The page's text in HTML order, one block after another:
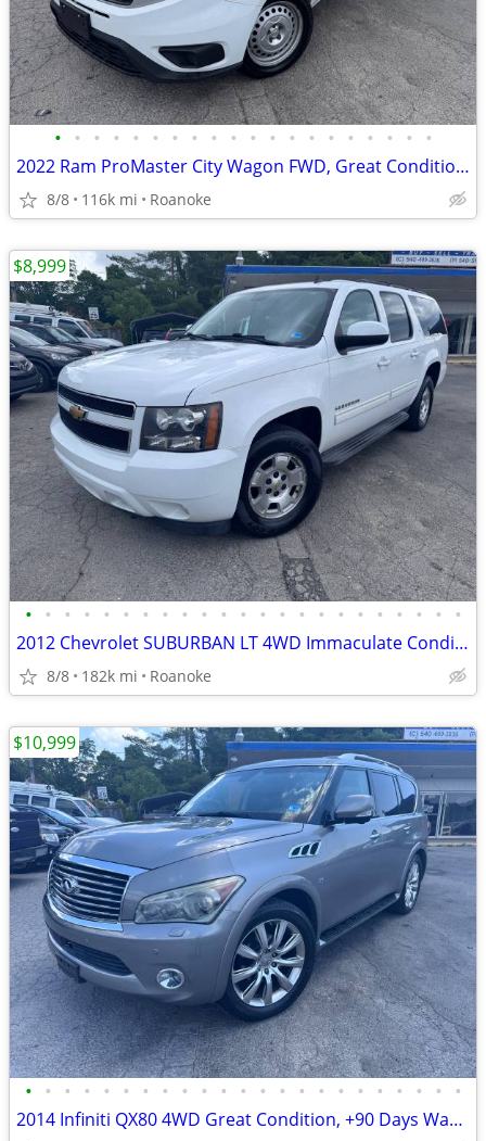
• • • • • • • • • • • • • • • • • • • •
2022 Ram ProMaster City Wagon FWD, Great Condition/+90 Days Warranty
8/8 116k mi Roanoke
• • • • • • • • • • • • • • • • • • • • • • •
2012 Chevrolet SUBURBAN LT 4WD Immaculate Condition+90 Days Warranty
8/8 182k mi Roanoke
$8,999
• • • • • • • • • • • • • • • • • • • • • • •
2014 Infiniti QX80 4WD Great Condition, +90 Days Warranty
$10,999